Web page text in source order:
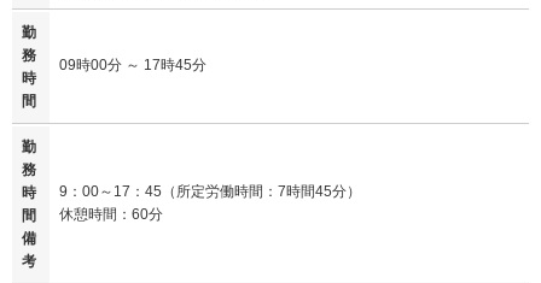
勤
務
時
間
09時00分 ～ 17時45分
勤
務
時
間
備
考
9：00～17：45（所定労働時間：7時間45分）
休憩時間：60分